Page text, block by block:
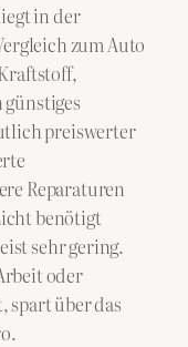
in der
zum Auto
günstiges
preiswerter
Reparaturen
benötigt
sehr gering.
oder
spart über das